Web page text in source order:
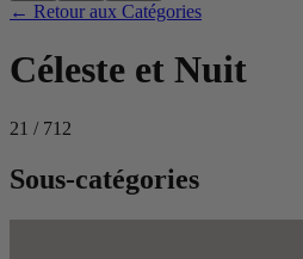
← Retour aux Catégories
Céleste et Nuit
21 / 712
Sous-catégories